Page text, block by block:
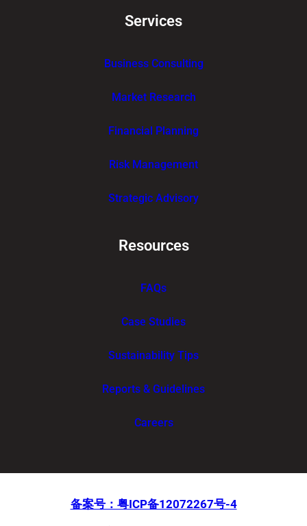
Services
Business Consulting
Market Research
Financial Planning
Risk Management
Strategic Advisory
Resources
FAQs
Case Studies
Sustainability Tips
Reports & Guidelines
Careers
备案号：粤ICP备12072267号-4